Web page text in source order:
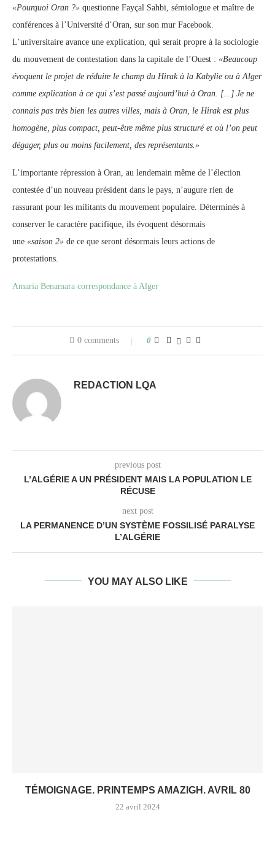
«Pourquoi Oran ?» questionne Fayçal Sahbi, sémiologue et maître de
conférences à l’Université d’Oran, sur son mur Facebook.
L’universitaire avance une explication, qui serait propre à la sociologie
du mouvement de contestation dans la capitale de l’Ouest : «Beaucoup
évoquent le projet de réduire le champ du Hirak à la Kabylie ou à Alger
comme explication à ce qui s’est passé aujourd’hui à Oran. […] Je ne
connais pas très bien les autres villes, mais à Oran, le Hirak est plus
homogène, plus compact, peut-être même plus structuré et où l’on peut
dégager, plus ou moins facilement, des représentants.»
L’importante répression à Oran, au lendemain même de l’élection
contestée d’un nouveau président dans le pays, n’augure rien de
rassurant pour les militants du mouvement populaire. Déterminés à
conserver le caractère pacifique, ils évoquent désormais
une «saison 2» de ce que seront désormais leurs actions de
protestations.
Amaria Benamara correspondance à Alger
0 comments 0
REDACTION LQA
previous post
L’ALGÉRIE A UN PRÉSIDENT MAIS LA POPULATION LE
RÉCUSE
next post
LA PERMANENCE D’UN SYSTÈME FOSSILISÉ PARALYSE
L’ALGÉRIE
YOU MAY ALSO LIKE
TÉMOIGNAGE. PRINTEMPS AMAZIGH. AVRIL 80
22 avril 2024